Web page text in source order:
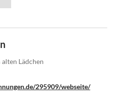
Lädchen
295909/webseite/